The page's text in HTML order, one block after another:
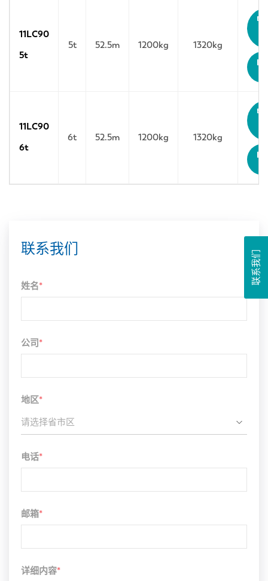
11LC90
5t
5t 52.5m 1200kg 1320kg
11LC90
6t
6t 52.5m 1200kg 1320kg
联系我们
姓名*
公司 *
地区*
请选择省市区
电话*
邮箱*
详细内容*
联系我们